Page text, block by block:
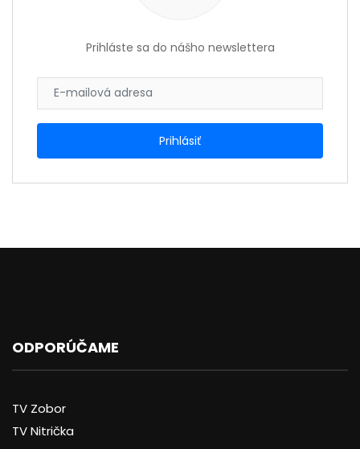
Prihláste sa do nášho newslettera
ODPORÚČAME
TV Zobor
TV Nitrička